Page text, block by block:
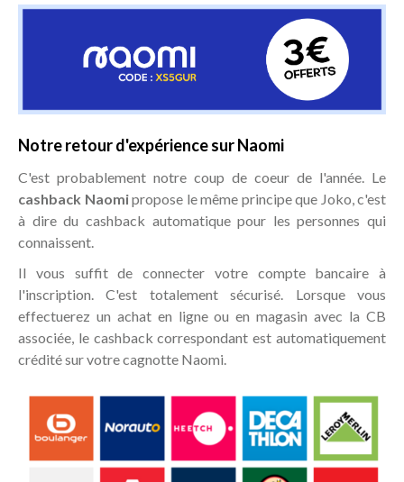
Notre retour d'expérience sur Naomi
C'est probablement notre coup de coeur de l'année. Le
cashback Naomipropose le même principe que Joko, c'est
à dire du cashback automatique pour les personnes qui
connaissent.
Il vous suffit de connecter votre compte bancaire à
l'inscription. C'est totalement sécurisé. Lorsque vous
effectuerez un achat en ligne ou en magasin avec la CB
associée, le cashback correspondant est automatiquement
crédité sur votre cagnotte Naomi.